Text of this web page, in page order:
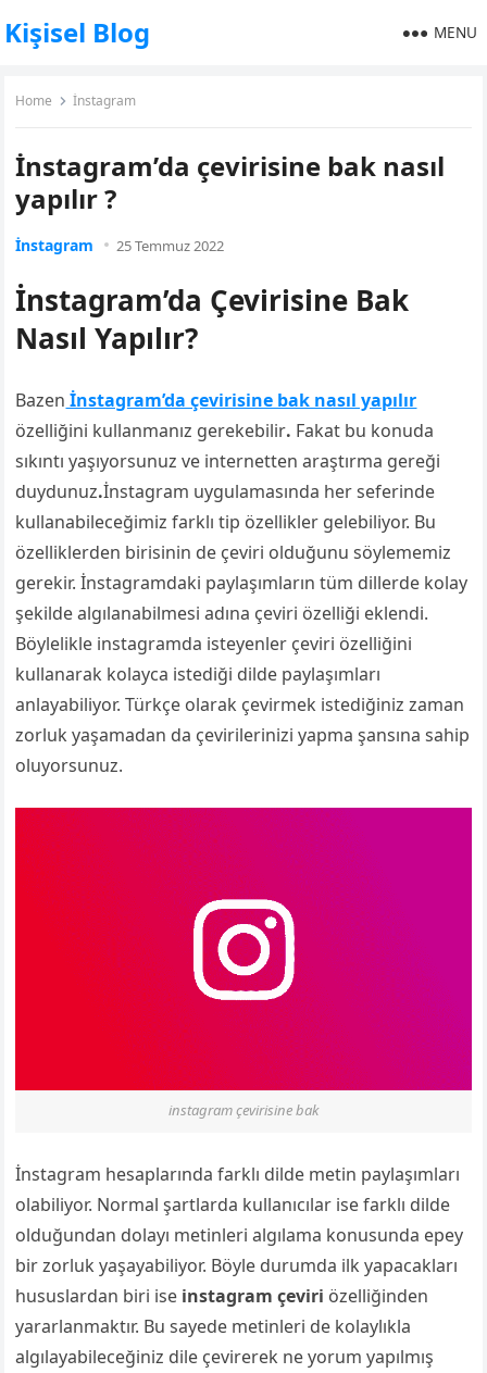
Kişisel Blog MENU
Home İnstagram
İnstagram’da çevirisine bak nasıl
yapılır ?
İnstagram 25 Temmuz 2022
İnstagram’da Çevirisine Bak
Nasıl Yapılır?
Bazen İnstagram’da çevirisine bak nasıl yapılır
özelliğini kullanmanız gerekebilir. Fakat bu konuda
sıkıntı yaşıyorsunuz ve internetten araştırma gereği
duydunuz.İnstagram uygulamasında her seferinde
kullanabileceğimiz farklı tip özellikler gelebiliyor. Bu
özelliklerden birisinin de çeviri olduğunu söylememiz
gerekir. İnstagramdaki paylaşımların tüm dillerde kolay
şekilde algılanabilmesi adına çeviri özelliği eklendi.
Böylelikle instagramda isteyenler çeviri özelliğini
kullanarak kolayca istediği dilde paylaşımları
anlayabiliyor. Türkçe olarak çevirmek istediğiniz zaman
zorluk yaşamadan da çevirilerinizi yapma şansına sahip
oluyorsunuz.
instagram çevirisine bak
İnstagram hesaplarında farklı dilde metin paylaşımları
olabiliyor. Normal şartlarda kullanıcılar ise farklı dilde
olduğundan dolayı metinleri algılama konusunda epey
bir zorluk yaşayabiliyor. Böyle durumda ilk yapacakları
hususlardan biri ise instagram çeviri özelliğinden
yararlanmaktır. Bu sayede metinleri de kolaylıkla
algılayabileceğiniz dile çevirerek ne yorum yapılmış